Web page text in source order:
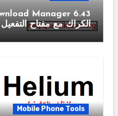
Manager
الكراك مع مفتاح التفعيل
Mobile Phone Tools